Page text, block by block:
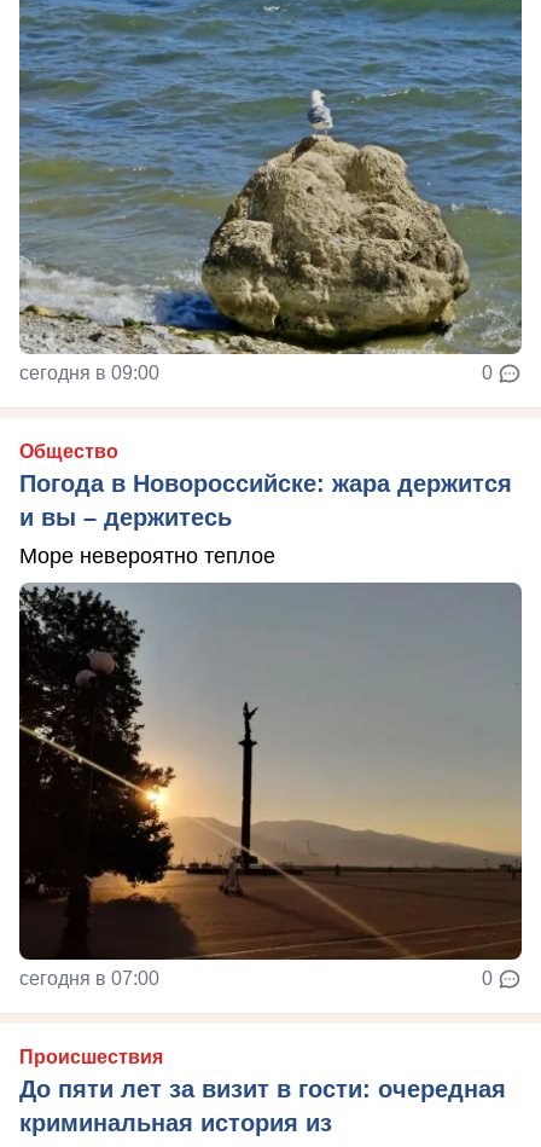
сегодня в 09:00 0
Общество
Погода в Новороссийске: жара держится
и вы – держитесь
Море невероятно теплое
сегодня в 07:00 0
Происшествия
До пяти лет за визит в гости: очередная
криминальная история из